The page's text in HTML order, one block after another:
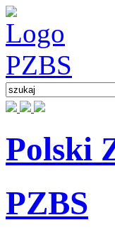
Polski
PZBS